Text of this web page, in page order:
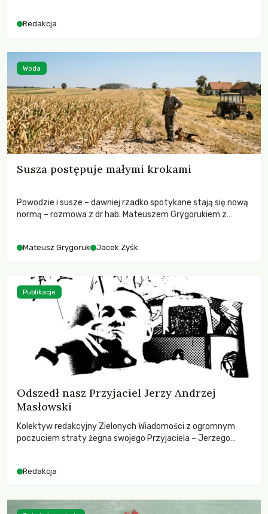
niezwykle korzystne rozwiązania dla przyrody i zwierząt,
funkcjonowania łowiectwa w Polsce.
Redakcja
Susza postępuje małymi krokami
Powodzie i susze – dawniej rzadko spotykane stają się nową
normą – rozmowa z dr hab. Mateuszem Grygorukiem z
Mateusz Grygoruk Jacek Zyśk
Woda
Odszedł nasz Przyjaciel Jerzy Andrzej
Masłowski
Kolektyw redakcyjny Zielonych Wiadomości z ogromnym
poczuciem straty żegna swojego Przyjaciela – Jerzego
Redakcja
Publikacje